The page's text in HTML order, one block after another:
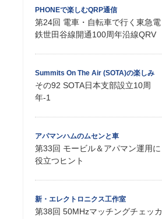
PHONEで楽しむQRP通信
第24回 電車・自転車で行く東急電
鉄世田谷線開通100周年沿線QRV
Summits On The Air (SOTA)の楽しみ
その92 SOTA日本支部設立10周
年-1
アパマンハムのムセンと車
第33回 モービル＆アパマン運用に
役立つヒント
新・エレクトロニクス工作室
第38回 50MHzマッチングチェッカ